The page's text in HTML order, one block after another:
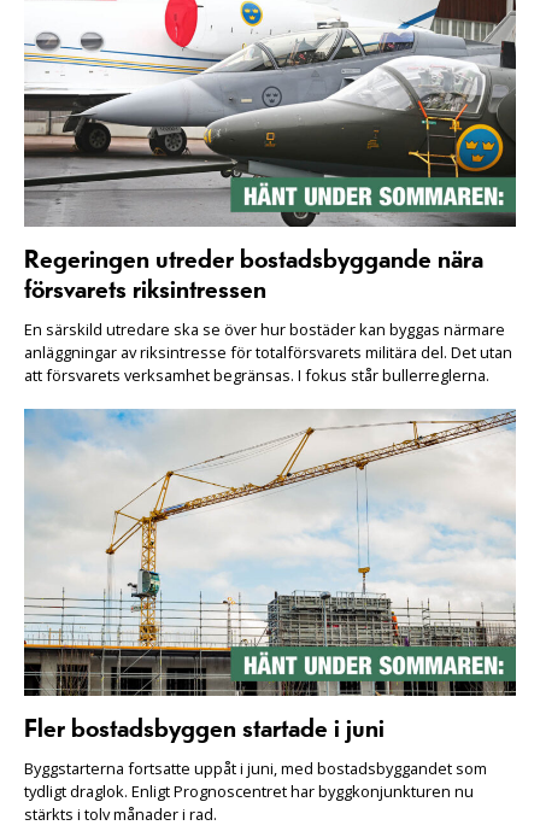
Regeringen utreder bostadsbyggande nära
försvarets riksintressen
En särskild utredare ska se över hur bostäder kan byggas närmare
anläggningar av riksintresse för totalförsvarets militära del. Det utan
att försvarets verksamhet begränsas. I fokus står bullerreglerna.
Fler bostadsbyggen startade i juni
Byggstarterna fortsatte uppåt i juni, med bostadsbyggandet som
tydligt draglok. Enligt Prognoscentret har byggkonjunkturen nu
stärkts i tolv månader i rad.